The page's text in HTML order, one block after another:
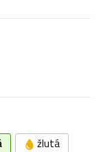
žlutá